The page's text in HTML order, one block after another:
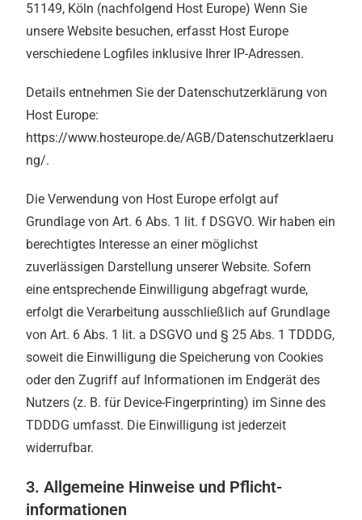
51149, Köln (nachfolgend Host Europe) Wenn Sie
unsere Website besuchen, erfasst Host Europe
verschiedene Logfiles inklusive Ihrer IP-Adressen.
Details entnehmen Sie der Datenschutzerklärung von
Host Europe:
https://www.hosteurope.de/AGB/Datenschutzerklaeru
ng/.
Die Verwendung von Host Europe erfolgt auf
Grundlage von Art. 6 Abs. 1 lit. f DSGVO. Wir haben ein
berechtigtes Interesse an einer möglichst
zuverlässigen Darstellung unserer Website. Sofern
eine entsprechende Einwilligung abgefragt wurde,
erfolgt die Verarbeitung ausschließlich auf Grundlage
von Art. 6 Abs. 1 lit. a DSGVO und § 25 Abs. 1 TDDDG,
soweit die Einwilligung die Speicherung von Cookies
oder den Zugriff auf Informationen im Endgerät des
Nutzers (z. B. für Device-Fingerprinting) im Sinne des
TDDDG umfasst. Die Einwilligung ist jederzeit
widerrufbar.
3. Allgemeine Hinweise und Pflicht­
informationen